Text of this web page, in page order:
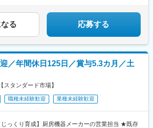
喫煙対策：オフィス内禁煙
田原町駅(東京都)、新井薬師前駅、港南中央駅、江
(京都府)、竹下駅、守恒駅、南鹿児島駅、蔵前駅、東
高級ホテル・レストランに選ばれてきた厨房機器。
品質と機能美にこだわった『魅せるキッチン』。
る 応募する
／年間休日125日／賞与5.3カ月／土
タンダード市場】
職種未経験歓迎 業種未経験歓迎
じっくり育成】厨房機器メーカーの営業担当 ★既存